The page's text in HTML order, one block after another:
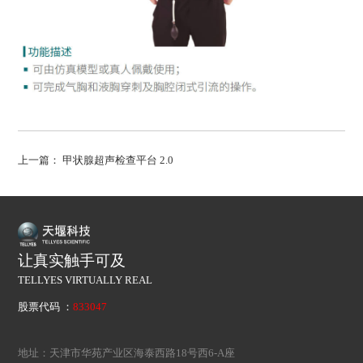
上一篇： 甲状腺超声检查平台 2.0
让真实触手可及
TELLYES VIRTUALLY REAL
股票代码 ：833047
地址：天津市华苑产业区海泰西路18号西6-A座